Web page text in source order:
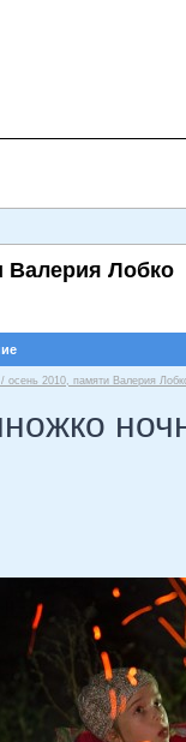
Валерия Лобко
/ осень 2010, памяти Валерия